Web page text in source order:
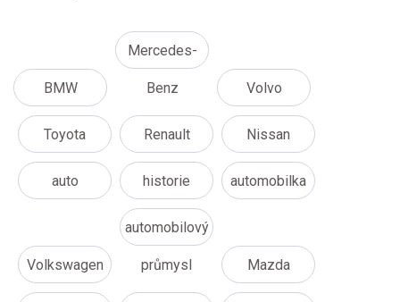
BMW
Mercedes-
Benz Volvo
Toyota Renault Nissan
auto historie automobilka
Volkswagen
automobilový
průmysl Mazda